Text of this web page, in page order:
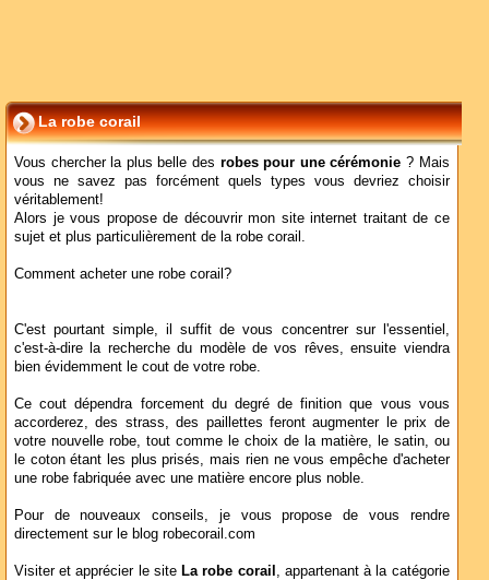
La robe corail
Vous chercher la plus belle des robes pour une cérémonie ? Mais
vous ne savez pas forcément quels types vous devriez choisir
véritablement!
Alors je vous propose de découvrir mon site internet traitant de ce
sujet et plus particulièrement de la robe corail.
Comment acheter une robe corail?
C'est pourtant simple, il suffit de vous concentrer sur l'essentiel,
c'est-à-dire la recherche du modèle de vos rêves, ensuite viendra
bien évidemment le cout de votre robe.
Ce cout dépendra forcement du degré de finition que vous vous
accorderez, des strass, des paillettes feront augmenter le prix de
votre nouvelle robe, tout comme le choix de la matière, le satin, ou
le coton étant les plus prisés, mais rien ne vous empêche d'acheter
une robe fabriquée avec une matière encore plus noble.
Pour de nouveaux conseils, je vous propose de vous rendre
directement sur le blog robecorail.com
Visiter et apprécier le site La robe corail , appartenant à la catégorie